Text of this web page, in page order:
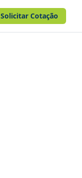
Solicitar Cotação